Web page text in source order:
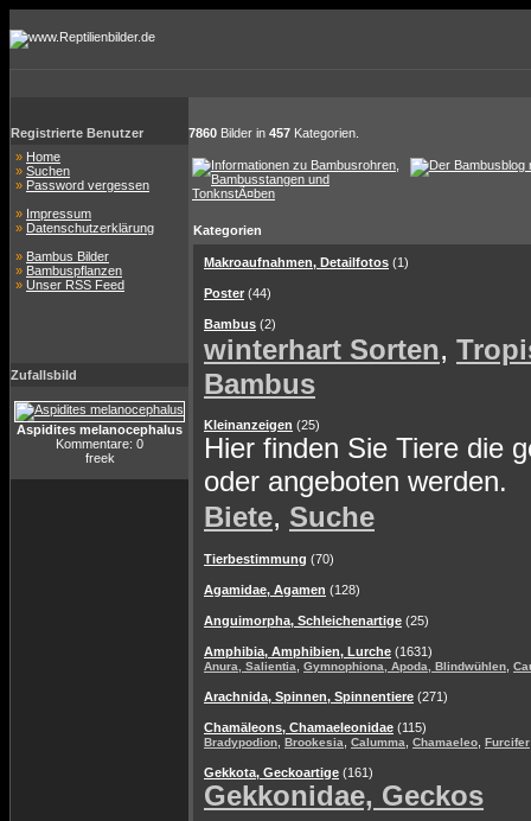
Registrierte Benutzer
» Home
» Suchen
» Password vergessen
» Impressum
» Datenschutzerklärung
» Bambus Bilder
» Bambuspflanzen
» Unser RSS Feed
Zufallsbild
Aspidites melanocephalus
Kommentare: 0
freek
7860 Bilder in 457 Kategorien.
Kategorien
Makroaufnahmen, Detailfotos (1)
Poster (44)
Bambus (2)
winterhart Sorten,
Bambus
Kleinanzeigen (25)
Hier finden Sie Tiere die
oder angeboten werden.
Biete, Suche
Tierbestimmung (70)
Agamidae, Agamen (128)
Anguimorpha, Schleichenartige (25)
Amphibia, Amphibien, Lurche (1631)
Anura, Salientia Gymnophiona, Apoda, Blindwühlen
Arachnida, Spinnen, Spinnentiere (271)
Chamäleons, Chamaeleonidae (115)
Bradypodion Brookesia Calumma Chamaeleo Furcifer
Gekkota, Geckoartige (161)
Gekkonidae, Geckos